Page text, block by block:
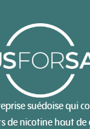
suédoise qui
de nicotine haut de